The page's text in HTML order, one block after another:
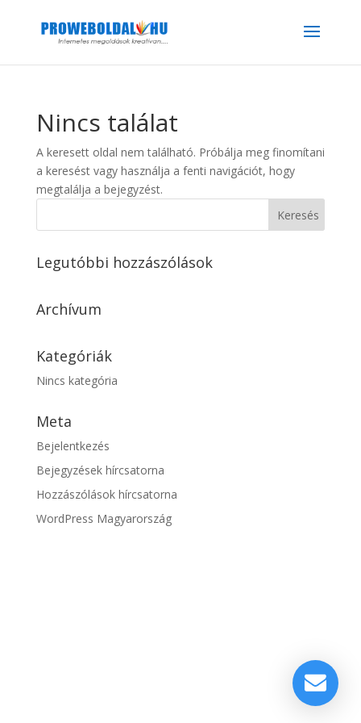
Nincs találat
A keresett oldal nem található. Próbálja meg finomítani
a keresést vagy használja a fenti navigációt, hogy
megtalálja a bejegyzést.
Legutóbbi hozzászólások
Archívum
Kategóriák
Nincs kategória
Meta
Bejelentkezés
Bejegyzések hírcsatorna
Hozzászólások hírcsatorna
WordPress Magyarország